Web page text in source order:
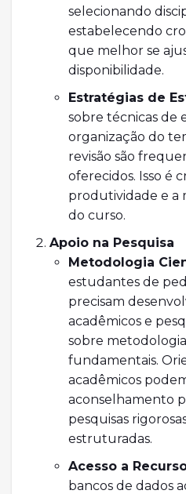
selecionando
estabelecendo
que melhor se
disponibilidade.
Estratégias de
sobre técnicas de
organização do
revisão são
oferecidos. Isso é
produtividade e a
do curso.
Apoio na Pesquisa
Metodologia
estudantes de
precisam
acadêmicos e
sobre
fundamentais.
acadêmicos
aconselhamento
pesquisas
estruturadas.
Acesso a
bancos de dados